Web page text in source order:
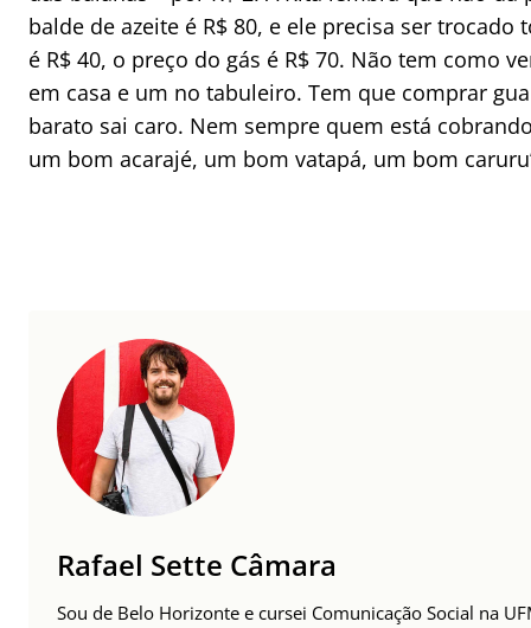
balde de azeite é R$ 80, e ele precisa ser
é R$ 40, o preço do gás é R$ 70. Não tem como
em casa e um no tabuleiro. Tem que comprar
barato sai caro. Nem sempre quem está
um bom acarajé, um bom vatapá, um bom
Rafael Sette Câmara
Sou de Belo Horizonte e cursei Comunicação Social na